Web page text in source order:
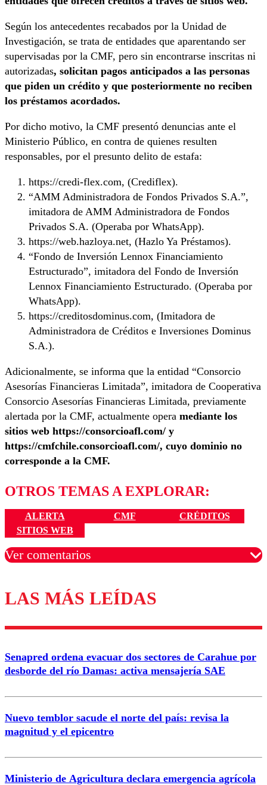
Según los antecedentes recabados por la Unidad de
Investigación, se trata de entidades que aparentando ser
supervisadas por la CMF, pero sin encontrarse inscritas ni
autorizadas, solicitan pagos anticipados a las personas
que piden un crédito y que posteriormente no reciben
los préstamos acordados.
Por dicho motivo, la CMF presentó denuncias ante el
Ministerio Público, en contra de quienes resulten
responsables, por el presunto delito de estafa:
https://credi-flex.com, (Crediflex).
“AMM Administradora de Fondos Privados S.A.”,
imitadora de AMM Administradora de Fondos
Privados S.A. (Operaba por WhatsApp).
https://web.hazloya.net, (Hazlo Ya Préstamos).
“Fondo de Inversión Lennox Financiamiento
Estructurado”, imitadora del Fondo de Inversión
Lennox Financiamiento Estructurado. (Operaba por
WhatsApp).
https://creditosdominus.com, (Imitadora de
Administradora de Créditos e Inversiones Dominus
S.A.).
Adicionalmente, se informa que la entidad “Consorcio
Asesorías Financieras Limitada”, imitadora de Cooperativa
Consorcio Asesorías Financieras Limitada, previamente
alertada por la CMF, actualmente opera mediante los
sitios web https://consorcioafl.com/ y
https://cmfchile.consorcioafl.com/, cuyo dominio no
corresponde a la CMF.
OTROS TEMAS A EXPLORAR:
ALERTA CMF
CRÉDITOS
SITIOS WEB
Ver comentarios
Los comentarios son moderados para garantizar un
diálogo respetuoso.
Nombre
Correo
LAS MÁS LEÍDAS
Senapred ordena evacuar dos sectores de Carahue por
desborde del río Damas: activa mensajería SAE
Nuevo temblor sacude el norte del país: revisa la
magnitud y el epicentro
Ministerio de Agricultura declara emergencia agrícola